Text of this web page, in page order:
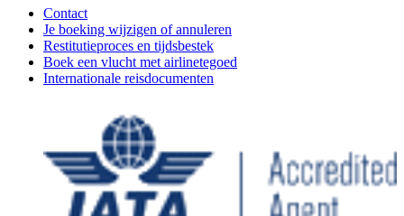
Contact
Je boeking wijzigen of annuleren
Restitutieproces en tijdsbestek
Boek een vlucht met airlinetegoed
Internationale reisdocumenten